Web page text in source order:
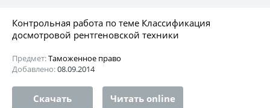
Контрольная работа по теме Классификация
досмотровой рентгеновской техники
Предмет:Таможенное право
Добавлено:08.09.2014
Скачать Читать online